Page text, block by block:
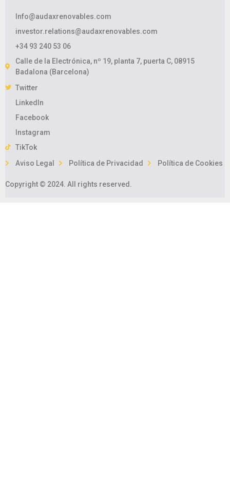
Info@audaxrenovables.com
investor.relations@audaxrenovables.com
+34 93 240 53 06
Calle de la Electrónica, nº 19, planta 7, puerta C, 08915
Badalona (Barcelona)
Twitter
LinkedIn
Facebook
Instagram
TikTok
Aviso Legal
Política de Privacidad Política de Cookies
Copyright © 2024. All rights reserved.